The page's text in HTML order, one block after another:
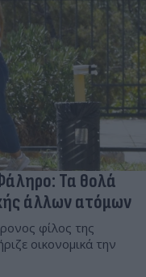
Τα θολά
άλλων ατόμων
φίλος της
οικονομικά την